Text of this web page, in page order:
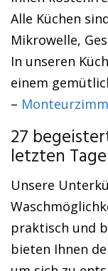
Alle Küchen
Mikrowelle,
In unseren
einem
–
27
letzten
Unsere
praktisch und
bieten Ihnen